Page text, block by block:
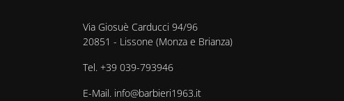
Via Giosuè Carducci 94/96
20851 - Lissone (Monza e Brianza)
Tel. +39 039-793946
E-Mail. info@barbieri1963.it